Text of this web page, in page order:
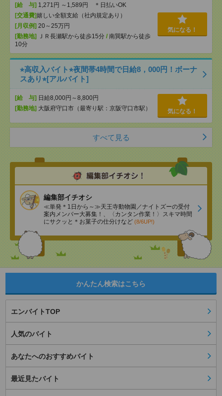
[給 与] 1,271円 ～1,589円 ＊日払いOK
[交通費]嬉しい全額支給（社内規定あり）
[月収例] 20～25万円
[勤務地]
ＪＲ長瀬駅から徒歩15分 / 南巽駅から徒歩
10分
気になる！
⭐︎高収入バイト⭐︎夜間帯4時間で日給8，000円！ボーナ
スあり⭐︎[アルバイト]
[給 与] 日給8,000円～8,800円
[勤務地] 大阪府守口市（最寄り駅：京阪守口市駅） 気になる！
すべて見る
編集部イチオシ
≪単発＊1日から～≫天王寺動物園／ナイトズーの受付
案内メンバー大募集！、〈カンタン作業！〉スキマ時間
にサクッと＊お菓子の仕分けなど (8/6UP!)
かんたん検索はこちら
エンバイトTOP
人気のバイト
あなたへのおすすめバイト
最近見たバイト